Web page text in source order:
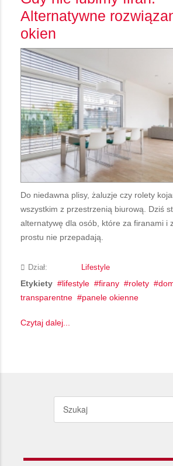
Alternatywne
okien
Do niedawna plisy, żaluzje czy rolety
wszystkim z przestrzenią biurową. Dziś
alternatywę dla osób, które za firanami i
prostu nie przepadają.
Dział: Lifestyle
Etykiety lifestyle firany rolety
transparentne
panele okienne
Czytaj dalej...